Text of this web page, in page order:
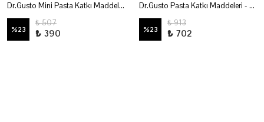
Dr.Gusto Mini Pasta Katkı Maddeleri - Vanilya Tozu 75 Gr
%23
₺ 507
₺ 390
Dr.Gusto Pasta Katkı Maddeleri - Merenk Tozu 200 Gr
%23
₺ 913
₺ 702